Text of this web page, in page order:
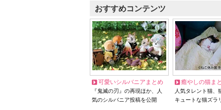
おすすめコンテンツ
可愛いシルバニアまとめ
『鬼滅の刃』の再現ほか、人
気のシルバニア投稿を公開
癒やしの猫ま
人気タレント猫
キュートな猫ズラ